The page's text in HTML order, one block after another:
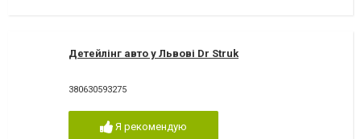
Детейлінг авто у Львові Dr Struk
380630593275
Я рекомендую